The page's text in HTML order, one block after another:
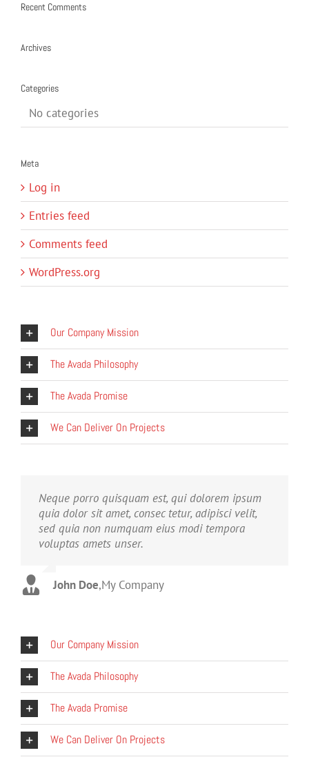
Recent Comments
Archives
Categories
No categories
Meta
Log in
Entries feed
Comments feed
WordPress.org
Our Company Mission
The Avada Philosophy
The Avada Promise
We Can Deliver On Projects
Neque porro quisquam est, qui dolorem ipsum
quia dolor sit amet, consec tetur, adipisci velit,
sed quia non numquam eius modi tempora
voluptas amets unser.
John Doe,My Company
Aliquam erat volutpat. Quisque at est id ligula
facilisis laoreet eget pulvinar nibh. Suspendisse
at ultrices dui. Curabitur ac felis arcu sadips
ipsums fugiats nemis.
Luke Beck,Theme Fusion
Our Company Mission
The Avada Philosophy
The Avada Promise
We Can Deliver On Projects